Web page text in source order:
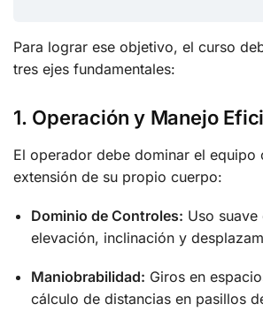
Para lograr ese objetivo, el curso
tres ejes fundamentales:
1. Operación y Manejo
El operador debe dominar el equipo
extensión de su propio cuerpo:
Dominio de Controles: Uso
elevación, inclinación y
Maniobrabilidad: Giros en
cálculo de distancias en pasillos